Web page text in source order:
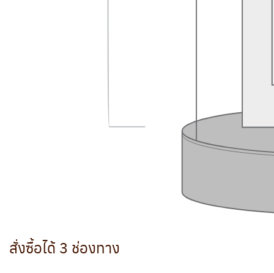
สั่งซื้อได้ 3 ช่องทาง